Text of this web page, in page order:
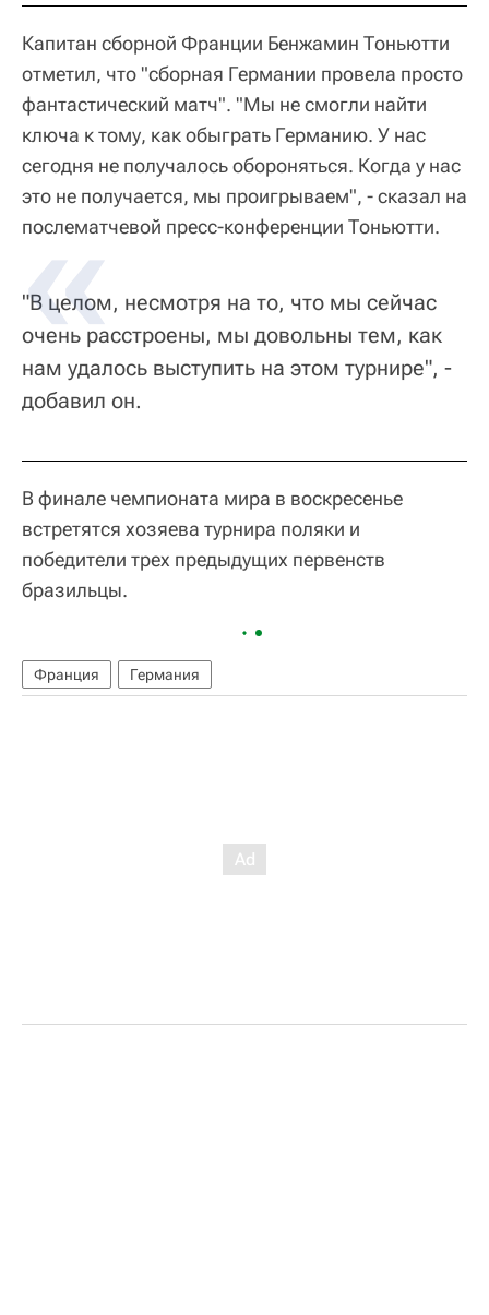
Капитан сборной Франции Бенжамин Тоньютти
отметил, что "сборная Германии провела просто
фантастический матч". "Мы не смогли найти
ключа к тому, как обыграть Германию. У нас
сегодня не получалось обороняться. Когда у нас
это не получается, мы проигрываем", - сказал на
послематчевой пресс-конференции Тоньютти.
"В целом, несмотря на то, что мы сейчас
очень расстроены, мы довольны тем, как
нам удалось выступить на этом турнире", -
добавил он.
В финале чемпионата мира в воскресенье
встретятся хозяева турнира поляки и
победители трех предыдущих первенств
бразильцы.
Франция Германия